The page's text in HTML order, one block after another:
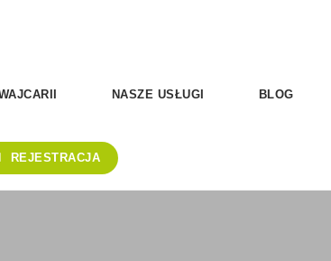
NASZE USŁUGI BLOG
REJESTRACJA